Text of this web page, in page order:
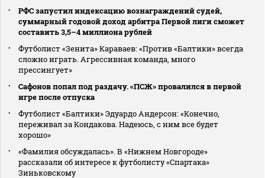
РФС запустил индексацию вознаграждений судей,
суммарный годовой доход арбитра Первой лиги сможет
составить 3,5–4 миллиона рублей
Футболист «Зенита» Караваев: «Против «Балтики» всегда
сложно играть. Агрессивная команда, много
прессингует»
Сафонов попал под раздачу. «ПСЖ» провалился в первой
игре после отпуска
Футболист «Балтики» Эдуардо Андерсон: «Конечно,
переживал за Кондакова. Надеюсь, с ним все будет
хорошо»
«Фамилия обсуждалась». В «Нижнем Новгороде»
рассказали об интересе к футболисту «Спартака»
Зиньковскому